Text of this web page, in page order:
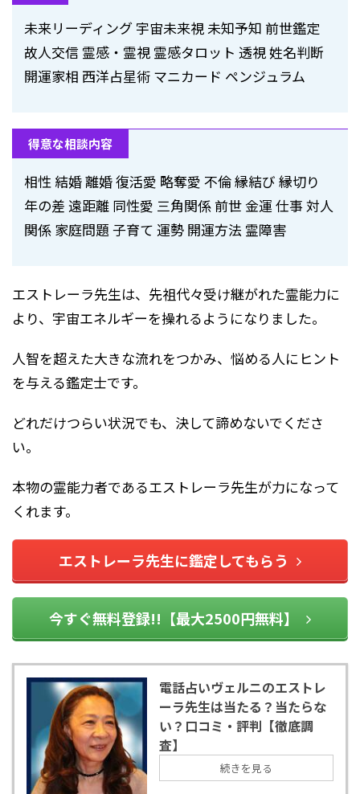
未来リーディング 宇宙未来視 未知予知 前世鑑定
故人交信 霊感・霊視 霊感タロット 透視 姓名判断
開運家相 西洋占星術 マニカード ペンジュラム
得意な相談内容
相性 結婚 離婚 復活愛 略奪愛 不倫 縁結び 縁切り
年の差 遠距離 同性愛 三角関係 前世 金運 仕事 対人
関係 家庭問題 子育て 運勢 開運方法 霊障害
エストレーラ先生は、先祖代々受け継がれた霊能力に
より、宇宙エネルギーを操れるようになりました。
人智を超えた大きな流れをつかみ、悩める人にヒント
を与える鑑定士です。
どれだけつらい状況でも、決して諦めないでくださ
い。
本物の霊能力者であるエストレーラ先生が力になって
くれます。
エストレーラ先生に鑑定してもらう
今すぐ無料登録!!【最大2500円無料】
電話占いヴェルニのエストレ
ーラ先生は当たる？当たらな
い？口コミ・評判【徹底調
査】
続きを見る